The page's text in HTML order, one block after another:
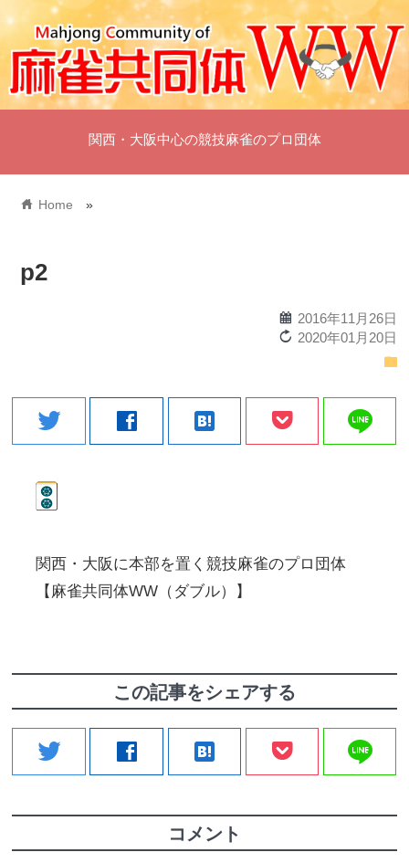
関西・大阪中心の競技麻雀のプロ団体
home Home »
p2
calendar 2016年11月26日
reload 2020年01月20日
folder
twitter facebook hatenabookmark line
関西・大阪に本部を置く競技麻雀のプロ団体
【麻雀共同体WW（ダブル）】
この記事をシェアする
twitter facebook hatenabookmark line
コメント